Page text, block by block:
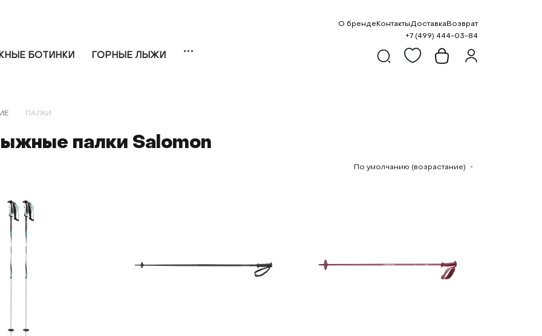
БОТИНКИ ГОРНЫЕ ЛЫЖИ
О бренде КонтактыДоставка Возврат
+7 (499) 444-03-84
ПАЛКИ
палки Salomon
По умолчанию (возрастание)